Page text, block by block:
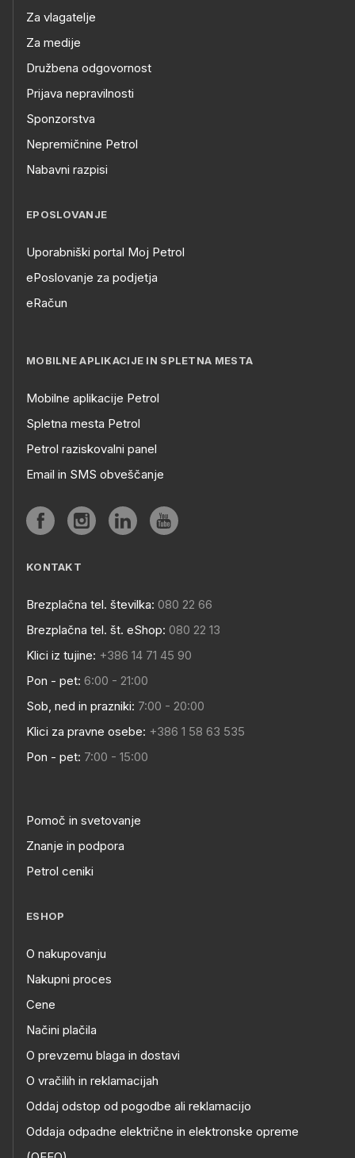
Za vlagatelje
Za medije
Družbena odgovornost
Prijava nepravilnosti
Sponzorstva
Nepremičnine Petrol
Nabavni razpisi
EPOSLOVANJE
Uporabniški portal Moj Petrol
ePoslovanje za podjetja
eRačun
MOBILNE APLIKACIJE IN SPLETNA MESTA
Mobilne aplikacije Petrol
Spletna mesta Petrol
Petrol raziskovalni panel
Email in SMS obveščanje
KONTAKT
Brezplačna tel. številka: 080 22 66
Brezplačna tel. št. eShop: 080 22 13
Klici iz tujine: +386 14 71 45 90
Pon - pet: 6:00 - 21:00
Sob, ned in prazniki: 7:00 - 20:00
Klici za pravne osebe: +386 1 58 63 535
Pon - pet: 7:00 - 15:00
Pomoč in svetovanje
Znanje in podpora
Petrol ceniki
ESHOP
O nakupovanju
Nakupni proces
Cene
Načini plačila
O prevzemu blaga in dostavi
O vračilih in reklamacijah
Oddaj odstop od pogodbe ali reklamacijo
Oddaja odpadne električne in elektronske opreme